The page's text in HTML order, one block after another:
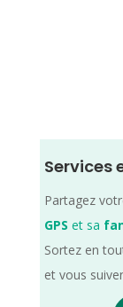
Services
Partagez
GPS et sa
Sortez en
et vous